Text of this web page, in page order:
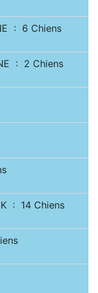
: 6 Chiens
: 2 Chiens
: 14 Chiens